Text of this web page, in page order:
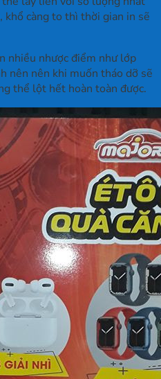
khổ càng to thì thời gian in sẽ
nhiều nhược điểm như lớp
nên nên khi muốn tháo dỡ sẽ
thể lột hết hoàn toàn được.